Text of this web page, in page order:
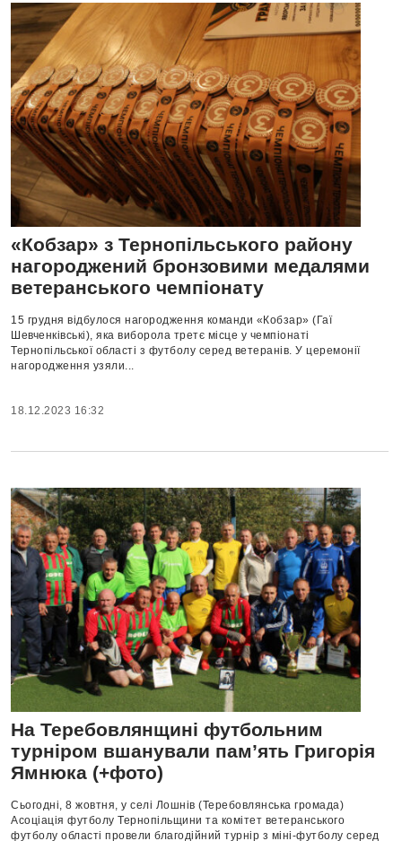
«Кобзар» з Тернопільського району
нагороджений бронзовими медалями
ветеранського чемпіонату
15 грудня відбулося нагородження команди «Кобзар» (Гаї
Шевченківські), яка виборола третє місце у чемпіонаті
Тернопільської області з футболу серед ветеранів. У церемонії
нагородження узяли...
18.12.2023 16:32
На Теребовлянщині футбольним
турніром вшанували пам’ять Григорія
Ямнюка (+фото)
Сьогодні, 8 жовтня, у селі Лошнів (Теребовлянська громада)
Асоціація футболу Тернопільщини та комітет ветеранського
футболу області провели благодійний турнір з міні-футболу серед